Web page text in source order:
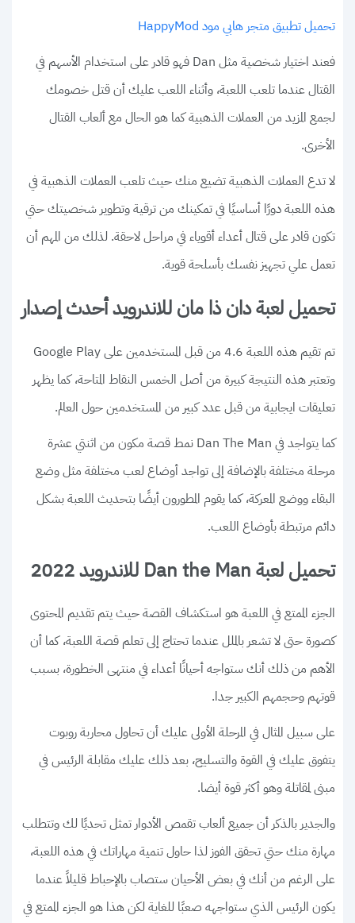
تحميل تطبيق متجر هابي مود HappyMod
فعند اختيار شخصية مثل Dan فهو قادر على استخدام الأسهم في
القتال عندما تلعب اللعبة، وأثناء اللعب عليك أن قتل خصومك
لجمع المزيد من العملات الذهبية كما هو الحال مع ألعاب القتال
الأخرى.
لا تدع العملات الذهبية تضيع منك حيث تلعب العملات الذهبية في
هذه اللعبة دورًا أساسيًا في تمكينك من ترقية وتطوير شخصيتك حتي
تكون قادر على قتال أعداء أقوياء في مراحل لاحقة. لذلك من المهم أن
تعمل علي تجهيز نفسك بأسلحة قوية.
تحميل لعبة دان ذا مان للاندرويد أحدث إصدار
تم تقيم هذه اللعبة 4.6 من قبل المستخدمين على Google Play
وتعتبر هذه النتيجة كبيرة من أصل الخمس النقاط المتاحة، كما يظهر
تعليقات ايجابية من قبل عدد كبير من المستخدمين حول العالم.
كما يتواجد في Dan The Man نمط قصة مكون من اثنتي عشرة
مرحلة مختلفة بالإضافة إلى تواجد أوضاع لعب مختلفة مثل وضع
البقاء ووضع المعركة، كما يقوم المطورون أيضًا بتحديث اللعبة بشكل
دائم مرتبطة بأوضاع اللعب.
تحميل لعبة Dan the Man للاندرويد 2022
الجزء الممتع في اللعبة هو استكشاف القصة حيث يتم تقديم المحتوى
كصورة حتى لا تشعر بالملل عندما تحتاج إلى تعلم قصة اللعبة، كما أن
الأهم من ذلك أنك ستواجه أحيانًا أعداء في منتهى الخطورة، بسبب
قوتهم وحجمهم الكبير جدا.
على سبيل المثال في المرحلة الأولى عليك أن تحاول محاربة روبوت
يتفوق عليك في القوة والتسليح، بعد ذلك عليك مقابلة الرئيس في
مبنى لمقاتلة وهو أكثر قوة أيضا.
والجدير بالذكر أن جميع ألعاب تقمص الأدوار تمثل تحديًا لك وتتطلب
مهارة منك حتي تحقق الفوز لذا حاول تنمية مهاراتك في هذه اللعبة،
على الرغم من أنك في بعض الأحيان ستصاب بالإحباط قليلاً عندما
يكون الرئيس الذي ستواجهه صعبًا للغاية لكن هذا هو الجزء الممتع في